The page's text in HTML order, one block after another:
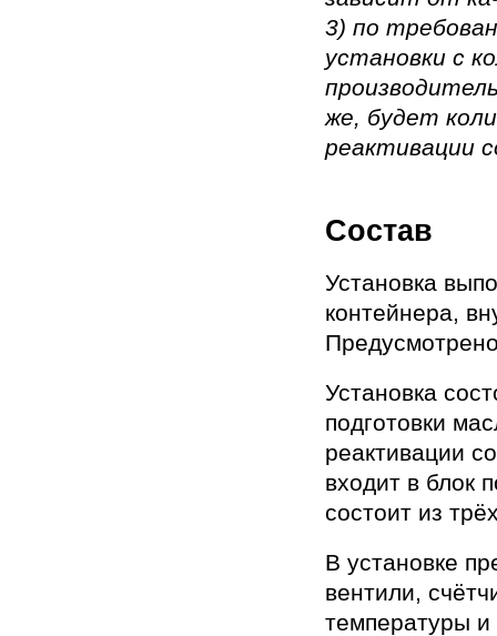
3) по
установки с
же, будет
реактивации
Состав
Установка
контейнера,
Установка
подготовки
реактивации
входит в блок
состоит из
В установке
вентили,
температуры